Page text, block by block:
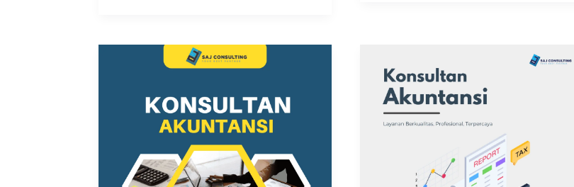
Jakarta
Lebih
Profesional
Akuntansi
Jakarta
Solusi